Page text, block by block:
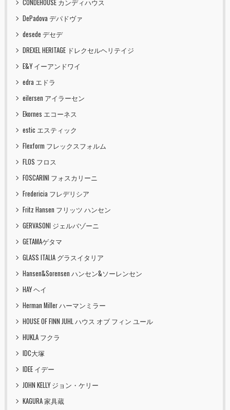
CONDEHOUSE カンディハウス
DePadova デパドヴァ
desede デセデ
DREXEL HERITAGE ドレクセルヘリテイジ
E&Y イーアンドワイ
edra エドラ
eilersen アイラーセン
Ekornes エコーネス
estic エスティック
Flexform フレックスフォルム
FLOS フロス
FOSCARINI フォスカリーニ
Fredericia フレデリシア
Fritz Hansen フリッツ ハンセン
GERVASONI ジェルバゾーニ
GETAMAゲタマ
GLASS ITALIA グラスイタリア
Hansen&Sorensen ハンセン&ソーレンセン
HAY ヘイ
Herman Miller ハーマンミラー
HOUSE OF FINN JUHL ハウス オブ フィン ユール
HUKLA フクラ
IDC大塚
IDEE イデー
JOHN KELLY ジョン・ケリー
KAGURA 家具蔵